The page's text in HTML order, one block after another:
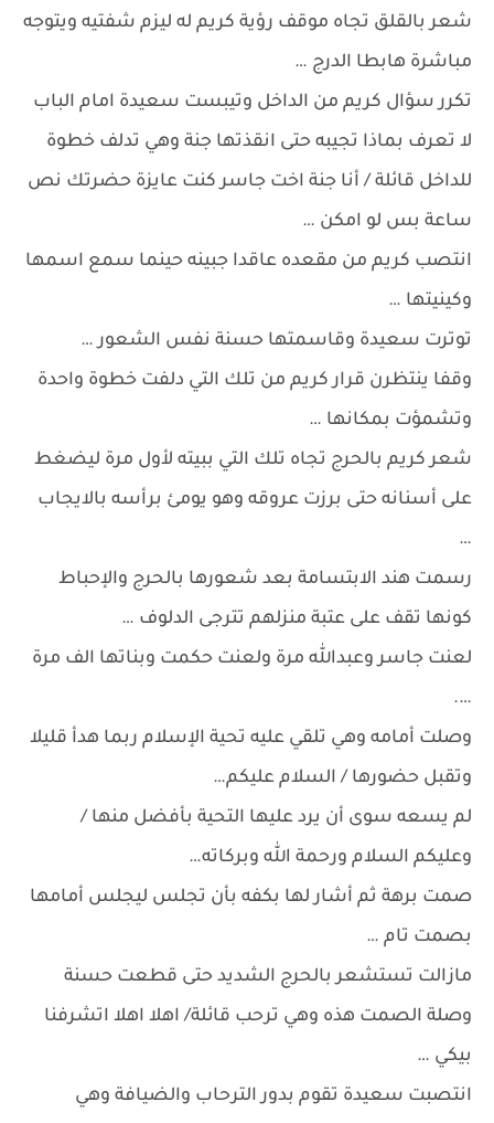
شعر بالقلق تجاه موقف رؤية كريم له ليزم شفتيه ويتوجه
مباشرة هابطا الدرج …
تكرر سؤال كريم من الداخل وتيبست سعيدة امام الباب
لا تعرف بماذا تجيبه حتى انقذتها جنة وهي تدلف خطوة
للداخل قائلة / أنا جنة اخت جاسر كنت عايزة حضرتك نص
ساعة بس لو امكن …
انتصب كريم من مقعده عاقدا جبينه حينما سمع اسمها
وكينيتها …
توترت سعيدة وقاسمتها حسنة نفس الشعور …
وقفا ينتظرن قرار كريم من تلك التي دلفت خطوة واحدة
وتشمؤت بمكانها …
شعر كريم بالحرج تجاه تلك التي ببيته لأول مرة ليضغط
على أسنانه حتى برزت عروقه وهو يومئ برأسه بالايجاب
…
رسمت هند الابتسامة بعد شعورها بالحرج والإحباط
كونها تقف على عتبة منزلهم تترجى الدلوف …
لعنت جاسر وعبدالله مرة ولعنت حكمت وبناتها الف مرة
….
وصلت أمامه وهي تلقي عليه تحية الإسلام ربما هدأ قليلا
وتقبل حضورها / السلام عليكم…
لم يسعه سوى أن يرد عليها التحية بأفضل منها /
وعليكم السلام ورحمة الله وبركاته…
صمت برهة ثم أشار لها بكفه بأن تجلس ليجلس أمامها
بصمت تام …
مازالت تستشعر بالحرج الشديد حتى قطعت حسنة
وصلة الصمت هذه وهي ترحب قائلة/ اهلا اهلا اتشرفنا
بيكي …
انتصبت سعيدة تقوم بدور الترحاب والضيافة وهي